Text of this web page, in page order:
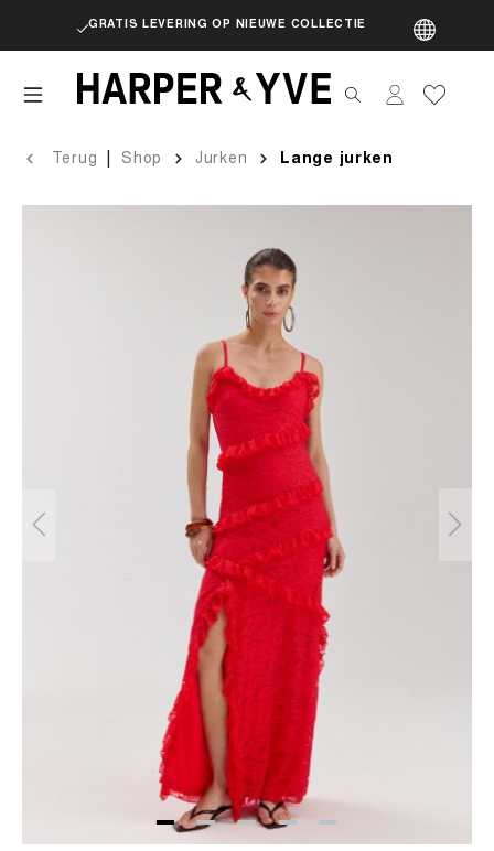
GRATIS LEVERING OP NIEUWE COLLECTIE
Terug Shop Jurken Lange jurken